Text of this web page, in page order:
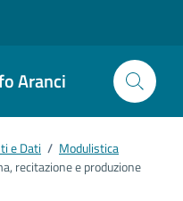
Aranci
e Dati / Modulistica
recitazione e produzione